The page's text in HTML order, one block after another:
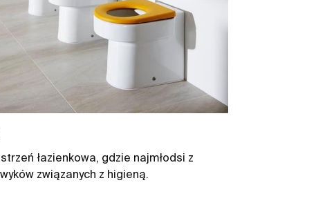
łazienkowa, gdzie najmłodsi z
związanych z higieną.